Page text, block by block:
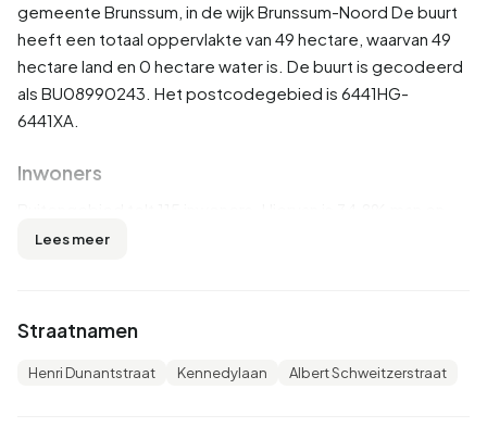
gemeente Brunssum , in de wijkBrunssum-Noord De buurt
heeft een totaal oppervlakte van 49 hectare, waarvan 49
hectare land en 0 hectare water is. De buurt is gecodeerd
als BU08990243. Het postcodegebied is 6441HG-
6441XA.
Inwoners
60,9% vrouw. De meeste inwoners zijn 65 jaar of ouder
inwoners komen uit Nederland, 25 komen uit Europa en 5
komen uit landen buiten Europa.
Lees meer
Straatnamen
Henri Dunantstraat Kennedylaan Albert Schweitzerstraat